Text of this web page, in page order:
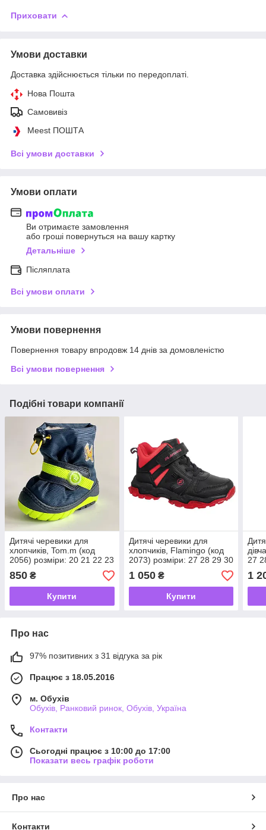
Приховати
Умови доставки
Доставка здійснюється тільки по передоплаті.
Нова Пошта
Самовивіз
Meest ПОШТА
Всі умови доставки
Умови оплати
Ви отримаєте замовлення
або гроші повернуться на вашу картку
Детальніше
Післяплата
Всі умови оплати
Умови повернення
Повернення товару впродовж 14 днів за домовленістю
Всі умови повернення
Подібні товари компанії
Дитячі черевики для
хлопчиків, Tom.m (код
2056) розміри: 20 21 22 23
850 ₴
Купити
Дитячі черевики для
хлопчиків, Flamingo (код
2073) розміри: 27 28 29 30
1 050₴
Купити
27
1
Про нас
97% позитивних з 31 відгука за рік
Працює з 18.05.2016
м. Обухів
Обухів, Ранковий ринок, Обухів, Україна
Контакти
Сьогодні працює з 10:00 до 17:00
Показати весь графік роботи
Про нас
Контакти